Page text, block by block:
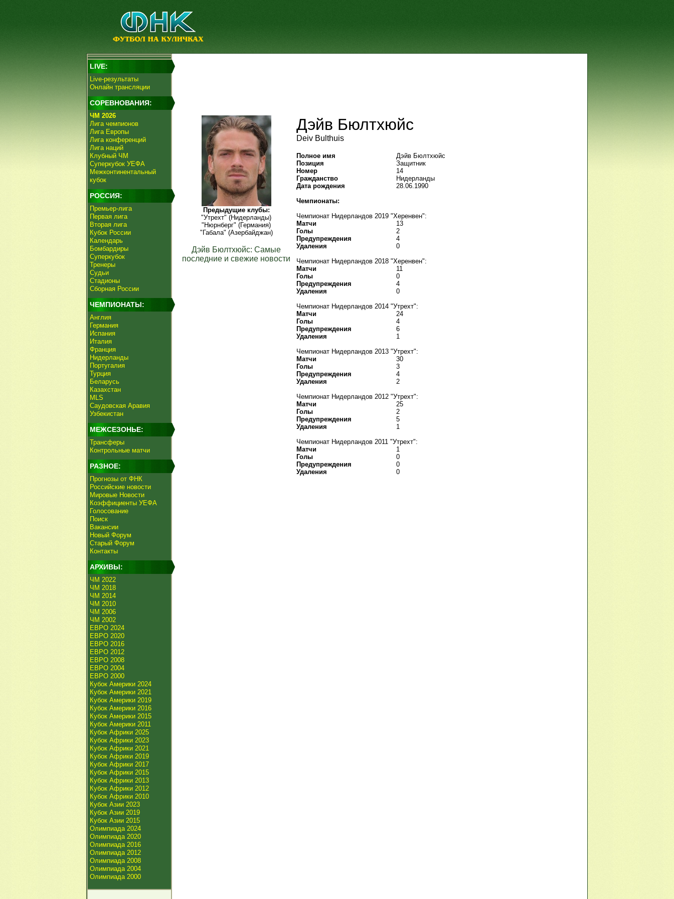
LIVE:
Live-результаты
Онлайн трансляции
СОРЕВНОВАНИЯ:
ЧМ 2026
Лига чемпионов
Лига Европы
Лига конференций
Лига наций
Клубный ЧМ
Суперкубок УЕФА
Межконтинентальный
кубок
РОССИЯ:
Премьер-лига
Первая лига
Вторая лига
Кубок России
Календарь
Бомбардиры
Суперкубок
Тренеры
Судьи
Стадионы
Сборная России
ЧЕМПИОНАТЫ:
Англия
Германия
Испания
Италия
Франция
Нидерланды
Португалия
Турция
Беларусь
Казахстан
MLS
Саудовская Аравия
Узбекистан
МЕЖСЕЗОНЬЕ:
Трансферы
Контрольные матчи
РАЗНОЕ:
Прогнозы от ФНК
Российские новости
Мировые Новости
Коэффициенты УЕФА
Голосование
Поиск
Вакансии
Новый Форум
Старый Форум
Контакты
АРХИВЫ:
ЧМ 2022
ЧМ 2018
ЧМ 2014
ЧМ 2010
ЧМ 2006
ЧМ 2002
ЕВРО 2024
ЕВРО 2020
ЕВРО 2016
ЕВРО 2012
ЕВРО 2008
ЕВРО 2004
ЕВРО 2000
Кубок Америки 2024
Кубок Америки 2021
Кубок Америки 2019
Кубок Америки 2016
Кубок Америки 2015
Кубок Америки 2011
Кубок Африки 2025
Кубок Африки 2023
Кубок Африки 2021
Кубок Африки 2019
Кубок Африки 2017
Кубок Африки 2015
Кубок Африки 2013
Кубок Африки 2012
Кубок Африки 2010
Кубок Азии 2023
Кубок Азии 2019
Кубок Азии 2015
Олимпиада 2024
Олимпиада 2020
Олимпиада 2016
Олимпиада 2012
Олимпиада 2008
Олимпиада 2004
Олимпиада 2000
Предыдущие клубы:
"Утрехт" (Нидерланды)
"Нюрнберг" (Германия)
"Габала" (Азербайджан)
Дэйв Бюлтхюйс: Самые
последние и свежие новости
Дэйв Бюлтхюйс
Deiv Bulthuis
Полное имя
Дэйв Бюлтхюйс
Позиция
Защитник
Номер
14
Гражданство
Нидерланды
Дата рождения
28.06.1990
Чемпионаты:
Чемпионат Нидерландов 2019 "Херенвен":
Матчи
13
Голы
2
Предупреждения
4
Удаления
0
Чемпионат Нидерландов 2018 "Херенвен":
Матчи
11
Голы
0
Предупреждения
4
Удаления
0
Чемпионат Нидерландов 2014 "Утрехт":
Матчи
24
Голы
4
Предупреждения
6
Удаления
1
Чемпионат Нидерландов 2013 "Утрехт":
Матчи
30
Голы
3
Предупреждения
4
Удаления
2
Чемпионат Нидерландов 2012 "Утрехт":
Матчи
25
Голы
2
Предупреждения
5
Удаления
1
Чемпионат Нидерландов 2011 "Утрехт":
Матчи
1
Голы
0
Предупреждения
0
Удаления
0